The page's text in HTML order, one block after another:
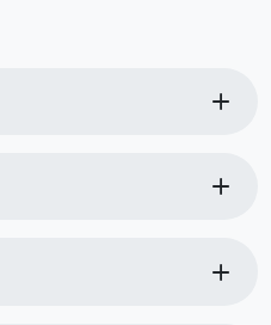
add
add
add